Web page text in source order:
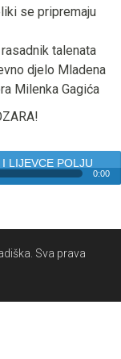
se pripremaju
talenata
djelo Mladena
Milenka Gagića
LIJEVCE POLJU
0:00
Sva prava